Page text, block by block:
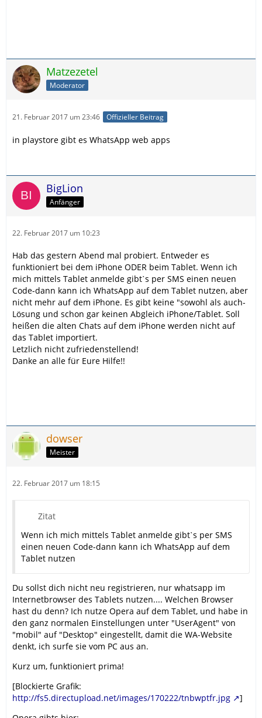
Matzezetel
Moderator
21. Februar 2017 um 23:46 Offizieller Beitrag
in playstore gibt es WhatsApp web apps
BigLion
Anfänger
22. Februar 2017 um 10:23
Hab das gestern Abend mal probiert. Entweder es
funktioniert bei dem iPhone ODER beim Tablet. Wenn ich
mich mittels Tablet anmelde gibtˋs per SMS einen neuen
Code-dann kann ich WhatsApp auf dem Tablet nutzen, aber
nicht mehr auf dem iPhone. Es gibt keine "sowohl als auch-
Lösung und schon gar keinen Abgleich iPhone/Tablet. Soll
heißen die alten Chats auf dem iPhone werden nicht auf
das Tablet importiert.
Letzlich nicht zufriedenstellend!
Danke an alle für Eure Hilfe!!
dowser
Meister
22. Februar 2017 um 18:15
Zitat
Wenn ich mich mittels Tablet anmelde gibtˋs per SMS
einen neuen Code-dann kann ich WhatsApp auf dem
Tablet nutzen
Du sollst dich nicht neu registrieren, nur whatsapp im
Internetbrowser des Tablets nutzen.... Welchen Browser
hast du denn? Ich nutze Opera auf dem Tablet, und habe in
den ganz normalen Einstellungen unter "UserAgent" von
"mobil" auf "Desktop" eingestellt, damit die WA-Website
denkt, ich surfe sie vom PC aus an.
Kurz um, funktioniert prima!
[Blockierte Grafik:
http://fs5.directupload.net/images/170222/tnbwptfr.jpg
]